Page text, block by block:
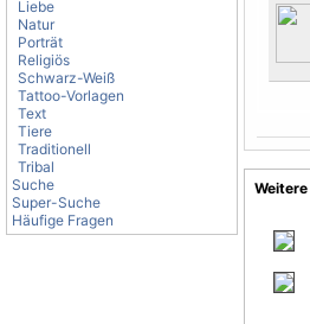
Liebe
Natur
Porträt
Religiös
Schwarz-Weiß
Tattoo-Vorlagen
Text
Tiere
Traditionell
Tribal
Suche
Super-Suche
Häufige Fragen